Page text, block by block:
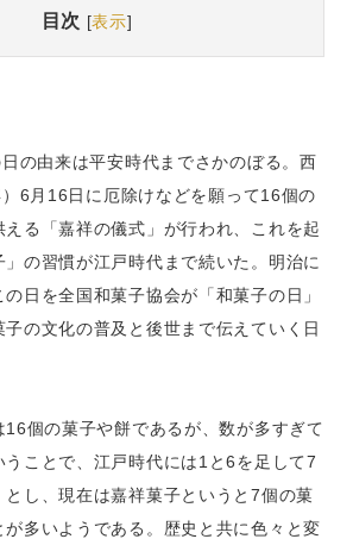
目次 [表示]
の由来は平安時代までさかのぼる。西
6月16日に厄除けなどを願って16個の
る「嘉祥の儀式」が行われ、これを起
の習慣が江戸時代まで続いた。明治に
日を全国和菓子協会が「和菓子の日」
子の文化の普及と後世まで伝えていく日
16個の菓子や餅であるが、数が多すぎて
ことで、江戸時代には1と6を足して7
し、現在は嘉祥菓子というと7個の菓
多いようである。歴史と共に色々と変